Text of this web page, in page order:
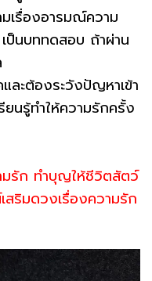
เรื่องอารมณ์ความ
ป็นบททดสอบ ถ้าผ่าน
ละต้องระวังปัญหาเข้า
นรู้ทำให้ความรักครั้ง
มรัก ทำบุญให้ชีวิตสัตว์
ริมดวงเรื่องความรัก